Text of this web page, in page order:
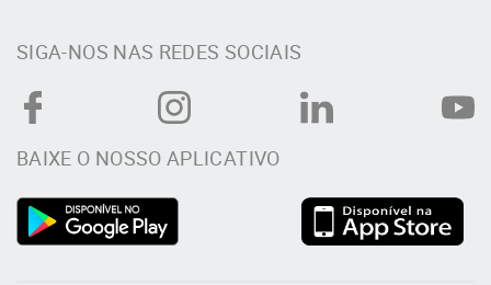
SIGA-NOS NAS REDES SOCIAIS
BAIXE O NOSSO APLICATIVO